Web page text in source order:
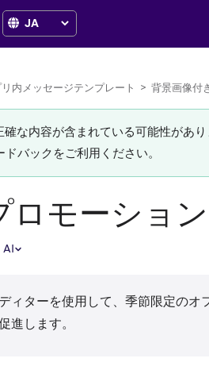
内メッセージテンプレート > 背景画像付
な内容が含まれている可能性があ
バックをご利用ください。
ロモーション
AI
ィターを使用して、季節限定のオ
進します。